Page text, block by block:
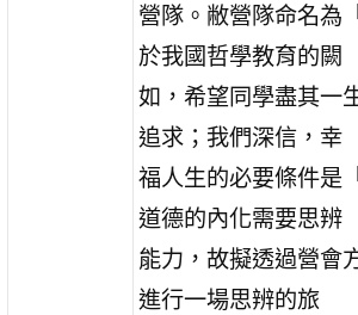
營隊。敝營隊命名為
於我國哲學教育的闕
如，希望同學盡其一
追求；我們深信，幸
福人生的必要條件是
道德的內化需要思辨
能力，故擬透過營會
進行一場思辨的旅